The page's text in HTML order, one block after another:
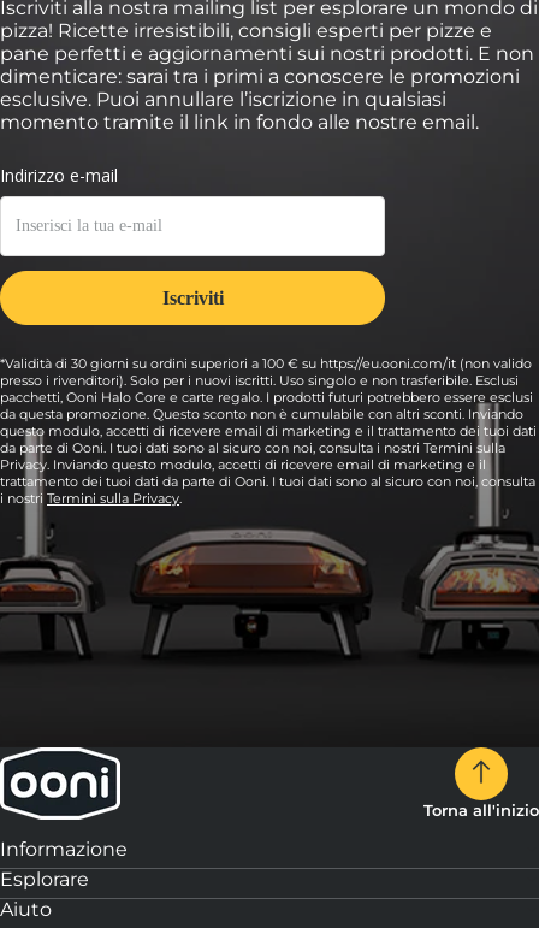
Iscriviti alla nostra mailing list per esplorare un mondo di
pizza! Ricette irresistibili, consigli esperti per pizze e
pane perfetti e aggiornamenti sui nostri prodotti. E non
dimenticare: sarai tra i primi a conoscere le promozioni
esclusive. Puoi annullare l’iscrizione in qualsiasi
momento tramite il link in fondo alle nostre email.
*Validità di 30 giorni su ordini superiori a 100 € su https://eu.ooni.com/it (non valido
presso i rivenditori). Solo per i nuovi iscritti. Uso singolo e non trasferibile. Esclusi
pacchetti, Ooni Halo Core e carte regalo. I prodotti futuri potrebbero essere esclusi
da questa promozione. Questo sconto non è cumulabile con altri sconti. Inviando
questo modulo, accetti di ricevere email di marketing e il trattamento dei tuoi dati
da parte di Ooni. I tuoi dati sono al sicuro con noi, consulta i nostri Termini sulla
Privacy. Inviando questo modulo, accetti di ricevere email di marketing e il
trattamento dei tuoi dati da parte di Ooni. I tuoi dati sono al sicuro con noi, consulta
i nostri Termini sulla Privacy.
Torna all'inizio
Informazione
Esplorare
Aiuto